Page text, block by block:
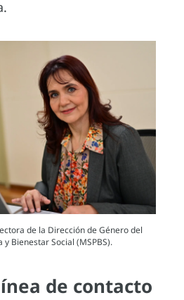
de la Dirección de Género del
Bienestar Social (MSPBS).
de contacto